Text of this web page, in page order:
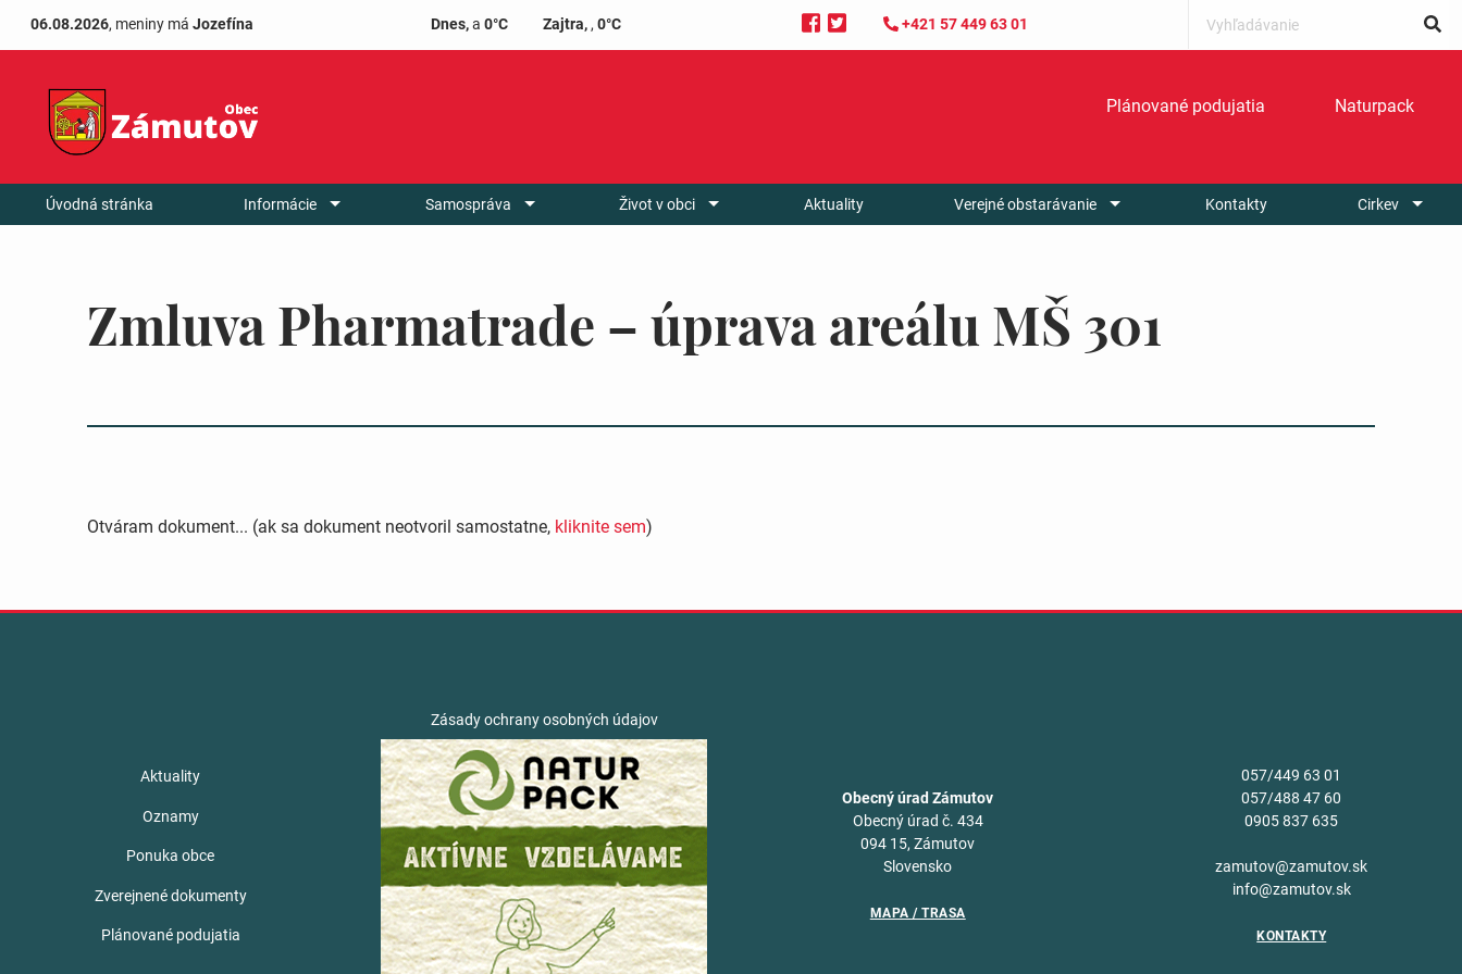
06.08.2026, meniny má Jozefína Dnes, a 0°C Zajtra,,0°C +421 57 449 63 01
Plánované podujatia Naturpack
Úvodná stránka Informácie Samospráva Život v obci Aktuality Verejné obstarávanie Kontakty Cirkev
Zmluva Pharmatrade – úprava areálu MŠ 301
Otváram dokument... (ak sa dokument neotvoril samostatne, kliknite sem)
Aktuality
Oznamy
Ponuka obce
Zverejnené dokumenty
Plánované podujatia
Zásady ochrany osobných údajov
Obecný úrad Zámutov
Obecný úrad č. 434
094 15, Zámutov
Slovensko
MAPA / TRASA
057/449 63 01
057/488 47 60
0905 837 635
zamutov@zamutov.sk
info@zamutov.sk
KONTAKTY